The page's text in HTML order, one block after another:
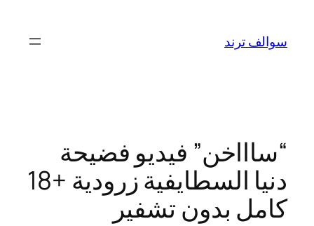
المحتوى
سوالف ترند
“ساااخن” فيديو فضيحة
دنيا السطايفية زرودية +18
كامل بدون تشفير